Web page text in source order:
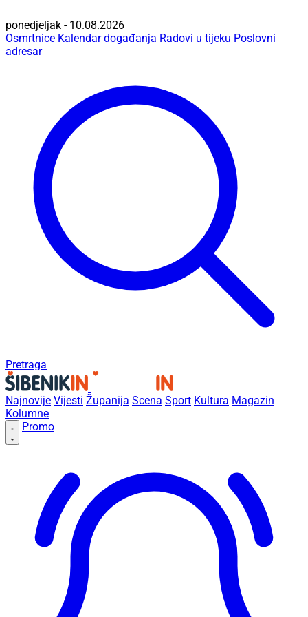
ponedjeljak - 10.08.2026
Osmrtnice Kalendar događanja Radovi u tijeku Poslovni
adresar
Pretraga
Najnovije Vijesti Županija Scena Sport Kultura Magazin
Kolumne
Promo